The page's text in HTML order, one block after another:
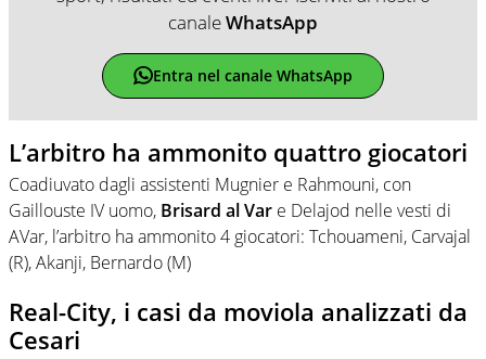
canaleWhatsApp
Entra nel canale WhatsApp
L’arbitro ha ammonito quattro giocatori
Coadiuvato dagli assistenti Mugnier e Rahmouni, con
Gaillouste IV uomo, Brisard al Var e Delajod nelle vesti di
AVar, l’arbitro ha ammonito 4 giocatori: Tchouameni, Carvajal
(R), Akanji, Bernardo (M)
Real-City, i casi da moviola analizzati da
Cesari